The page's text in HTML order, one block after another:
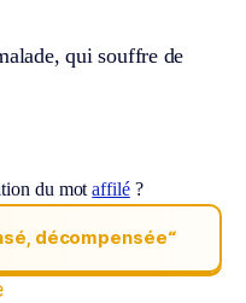
qui souffre de
du motaffilé?
décompensée“